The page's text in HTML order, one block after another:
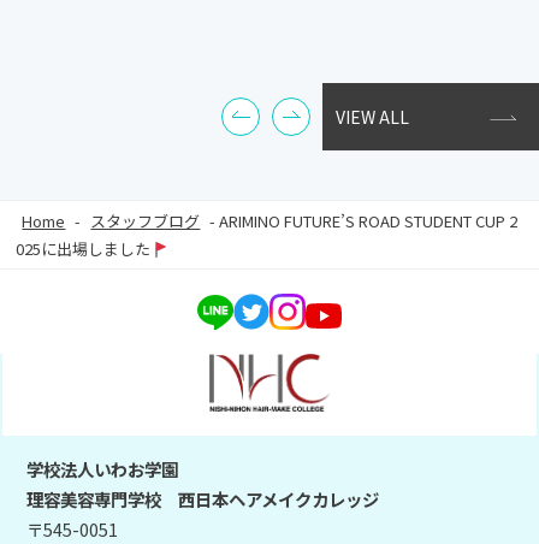
VIEW ALL
Home - スタッフブログ -ARIMINO FUTURE’S ROAD STUDENT CUP 2
025に出場しました
学校法人いわお学園
理容美容専門学校 西日本ヘアメイクカレッジ
〒545-0051